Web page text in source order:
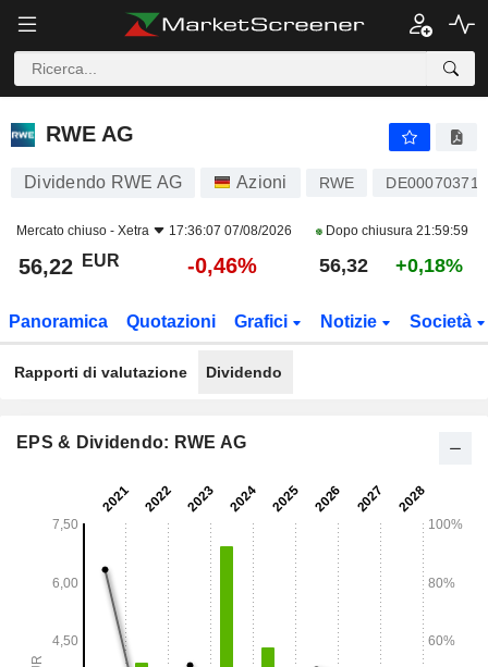
RWE AG
RWE AG
Dividendo RWE AG Azioni RWE
Mercato chiuso - Xetra 17:36:07 07/08/2026 Dopo chiusura 21:59:59
56,22 EUR -0,46% 56,32 +0,18%
Panoramica Quotazioni Grafici Notizie Società
Rapporti di valutazione Dividendo
EPS & Dividendo: RWE AG